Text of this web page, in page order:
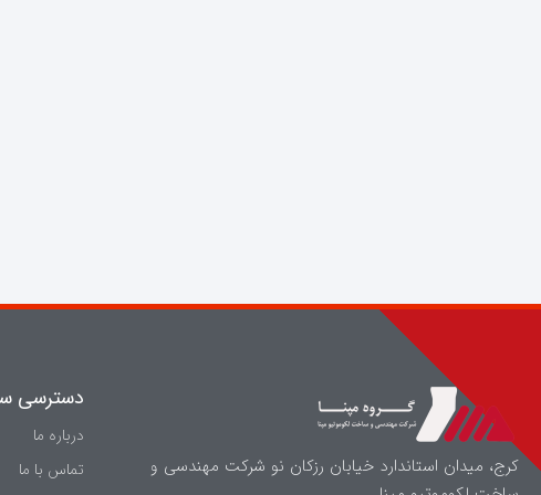
کرج، میدان استاندارد خیابان رزکان نو شرکت مهندسی و
دسترسی
درباره ما
تماس با ما